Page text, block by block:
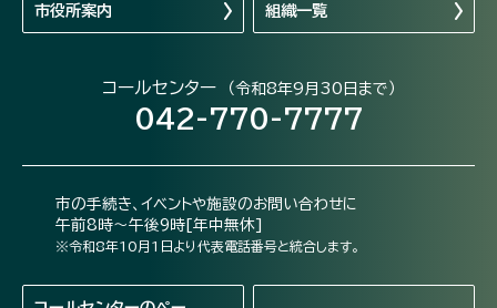
市役所案内 組織一覧
コールセンター （令和8年9月30日まで）
042-770-7777
市の手続き、イベントや施設のお問い合わせに
午前8時～午後9時[年中無休]
※令和8年10月1日より代表電話番号と統合します。